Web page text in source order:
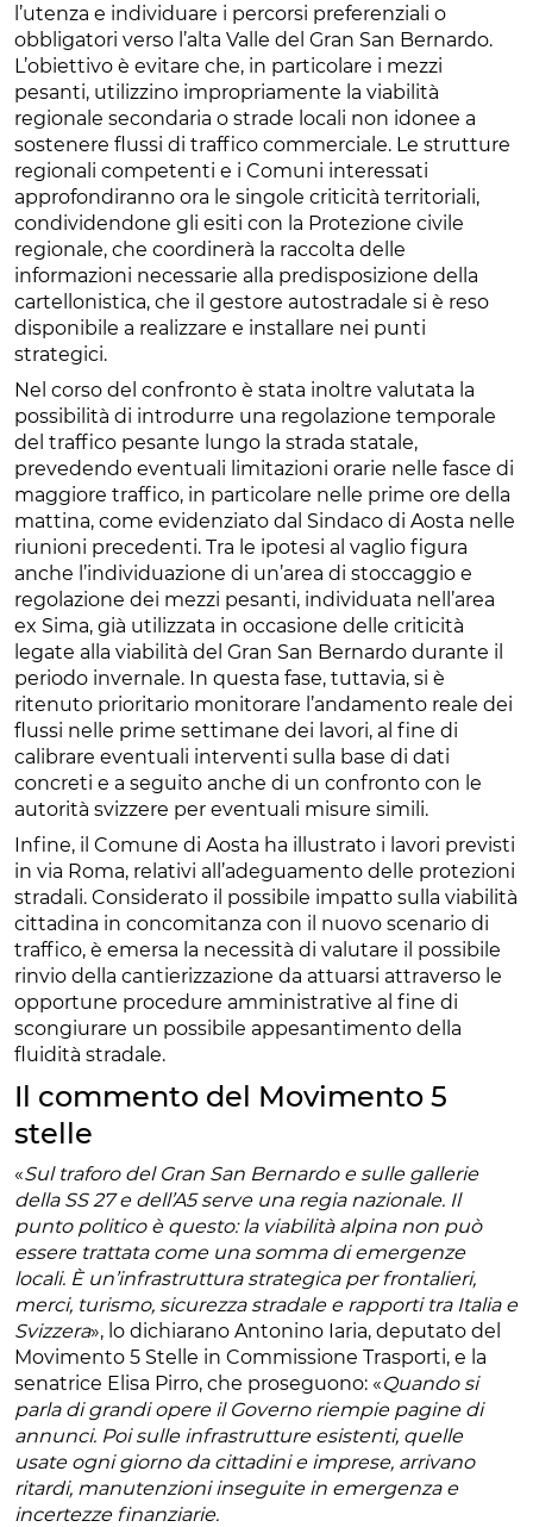
l’utenza e individuare i percorsi preferenziali o
obbligatori verso l’alta Valle del Gran San Bernardo.
L’obiettivo è evitare che, in particolare i mezzi
pesanti, utilizzino impropriamente la viabilità
regionale secondaria o strade locali non idonee a
sostenere flussi di traffico commerciale. Le strutture
regionali competenti e i Comuni interessati
approfondiranno ora le singole criticità territoriali,
condividendone gli esiti con la Protezione civile
regionale, che coordinerà la raccolta delle
informazioni necessarie alla predisposizione della
cartellonistica, che il gestore autostradale si è reso
disponibile a realizzare e installare nei punti
strategici.
Nel corso del confronto è stata inoltre valutata la
possibilità di introdurre una regolazione temporale
del traffico pesante lungo la strada statale,
prevedendo eventuali limitazioni orarie nelle fasce di
maggiore traffico, in particolare nelle prime ore della
mattina, come evidenziato dal Sindaco di Aosta nelle
riunioni precedenti. Tra le ipotesi al vaglio figura
anche l’individuazione di un’area di stoccaggio e
regolazione dei mezzi pesanti, individuata nell’area
ex Sima, già utilizzata in occasione delle criticità
legate alla viabilità del Gran San Bernardo durante il
periodo invernale. In questa fase, tuttavia, si è
ritenuto prioritario monitorare l’andamento reale dei
flussi nelle prime settimane dei lavori, al fine di
calibrare eventuali interventi sulla base di dati
concreti e a seguito anche di un confronto con le
autorità svizzere per eventuali misure simili.
Infine, il Comune di Aosta ha illustrato i lavori previsti
in via Roma, relativi all’adeguamento delle protezioni
stradali. Considerato il possibile impatto sulla viabilità
cittadina in concomitanza con il nuovo scenario di
traffico, è emersa la necessità di valutare il possibile
rinvio della cantierizzazione da attuarsi attraverso le
opportune procedure amministrative al fine di
scongiurare un possibile appesantimento della
fluidità stradale.
Il commento del Movimento 5
stelle
«Sul traforo del Gran San Bernardo e sulle gallerie
della SS 27 e dell’A5 serve una regia nazionale. Il
punto politico è questo: la viabilità alpina non può
essere trattata come una somma di emergenze
locali. È un’infrastruttura strategica per frontalieri,
merci, turismo, sicurezza stradale e rapporti tra Italia e
Svizzera», lo dichiarano Antonino Iaria, deputato del
Movimento 5 Stelle in Commissione Trasporti, e la
senatrice Elisa Pirro, che proseguono: «Quando si
parla di grandi opere il Governo riempie pagine di
annunci. Poi sulle infrastrutture esistenti, quelle
usate ogni giorno da cittadini e imprese, arrivano
ritardi, manutenzioni inseguite in emergenza e
incertezze finanziarie.